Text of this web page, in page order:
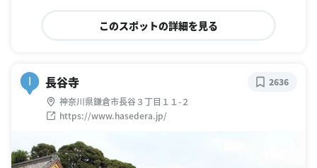
このスポットの詳細を見る
長谷寺
神奈川県鎌倉市長谷３丁目１１-２
https://www.hasedera.jp/
2636